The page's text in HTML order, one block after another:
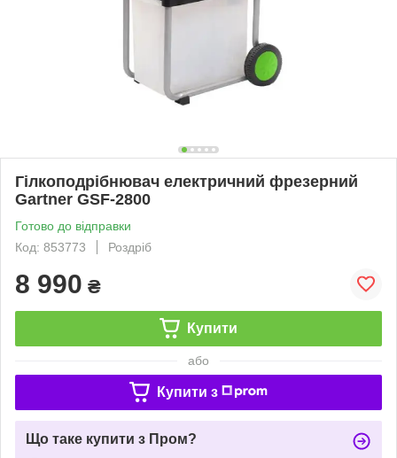
Гілкоподрібнювач електричний фрезерний
Gartner GSF-2800
Готово до відправки
Код: 853773
Роздріб
8 990 ₴
Купити
або
Купити з
Що таке купити з Пром?